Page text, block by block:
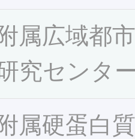
属広域都
究センタ
属硬蛋白